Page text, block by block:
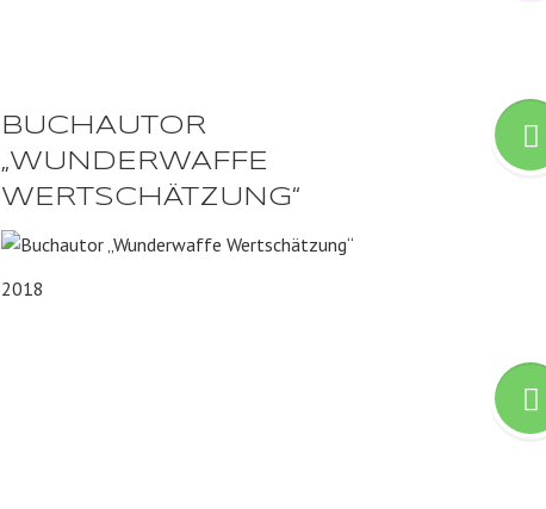
BUCHAUTOR
„WUNDERWAFFE
WERTSCHÄTZUNG“
2018